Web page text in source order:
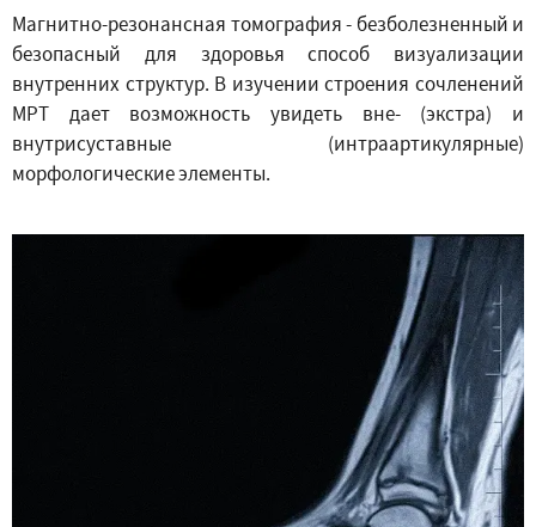
Магнитно-резонансная томография - безболезненный и
безопасный для здоровья способ визуализации
внутренних структур. В изучении строения сочленений
МРТ дает возможность увидеть вне- (экстра) и
внутрисуставные (интраартикулярные)
морфологические элементы.